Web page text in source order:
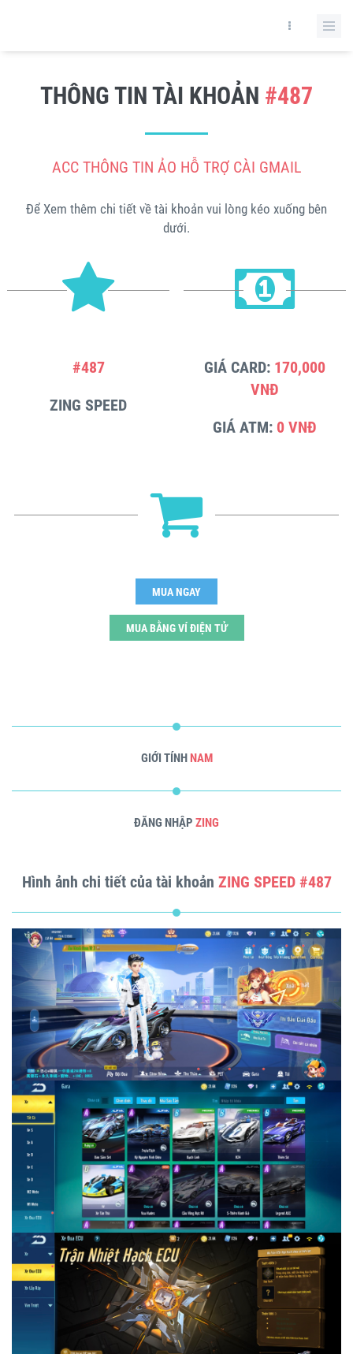
THÔNG TIN TÀI KHOẢN #487
ACC THÔNG TIN ẢO HỖ TRỢ CÀI GMAIL
Để Xem thêm chi tiết về tài khoản vui lòng kéo xuống bên
dưới.
#487
ZING SPEED
GIÁ CARD: 170,000
VNĐ
GIÁ ATM: 0 VNĐ
MUA NGAY
MUA BẰNG VÍ ĐIỆN TỬ
GIỚI TÍNH NAM
ĐĂNG NHẬP ZING
Hình ảnh chi tiết của tài khoản ZING SPEED #487